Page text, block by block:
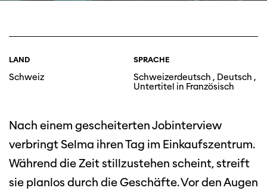
LAND
Schweiz
SPRACHE
Schweizerdeutsch , Deutsch ,
Untertitel in Französisch
Nach einem gescheiterten Jobinterview
verbringt Selma ihren Tag im Einkaufszentrum.
Während die Zeit stillzustehen scheint, streift
sie planlos durch die Geschäfte. Vor den Augen